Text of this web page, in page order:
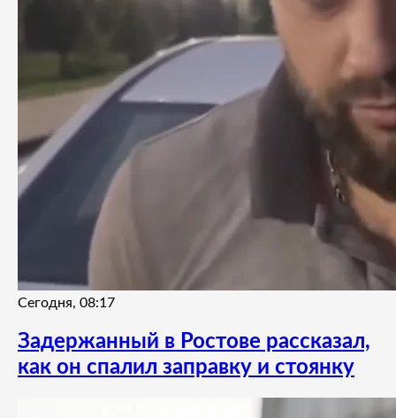
Сегодня, 08:17
Задержанный в Ростове рассказал,
как он спалил заправку и стоянку